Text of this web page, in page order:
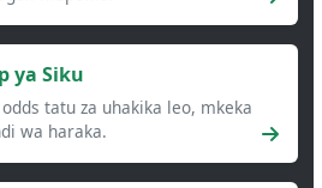
ya Siku
tatu za uhakika leo, mkeka
wa haraka.